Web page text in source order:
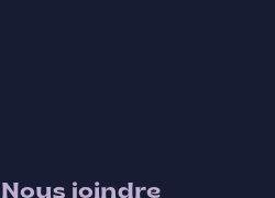
Nous joindre